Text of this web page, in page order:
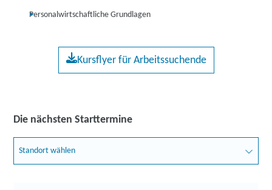
Personalwirtschaftliche Grundlagen
Kursflyer für Arbeitssuchende
Die nächsten Starttermine
Standort wählen